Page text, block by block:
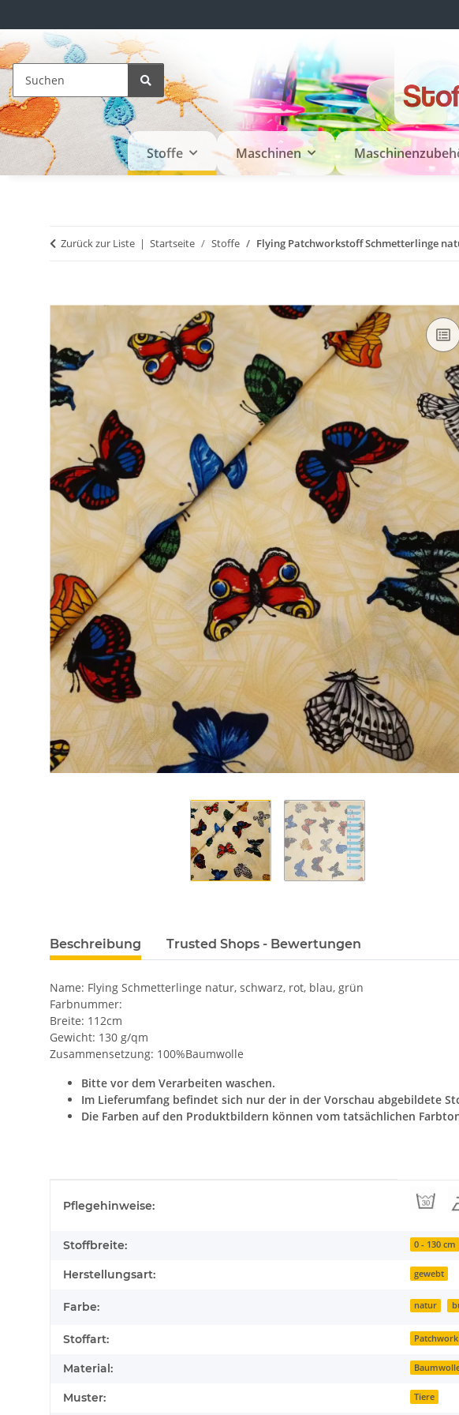
Stoffe Maschinen
Zurück zur Liste Startseite Stoffe Flying Patchworkstoff Schmetterlinge
Beschreibung Trusted Shops - Bewertungen
Name: Flying Schmetterlinge natur, schwarz, rot, blau, grün
Farbnummer:
Breite: 112cm
Gewicht: 130 g/qm
Zusammensetzung: 100%Baumwolle
Bitte vor dem Verarbeiten waschen.
Im Lieferumfang befindet sich nur der in der Vorschau abgebildete
Die Farben auf den Produktbildern können vom tatsächlichen
Pflegehinweise:
Stoffbreite: 0 - 130 cm
Herstellungsart: gewebt
Farbe: natur
Stoffart: Patchwork
Material:
Muster: Tiere